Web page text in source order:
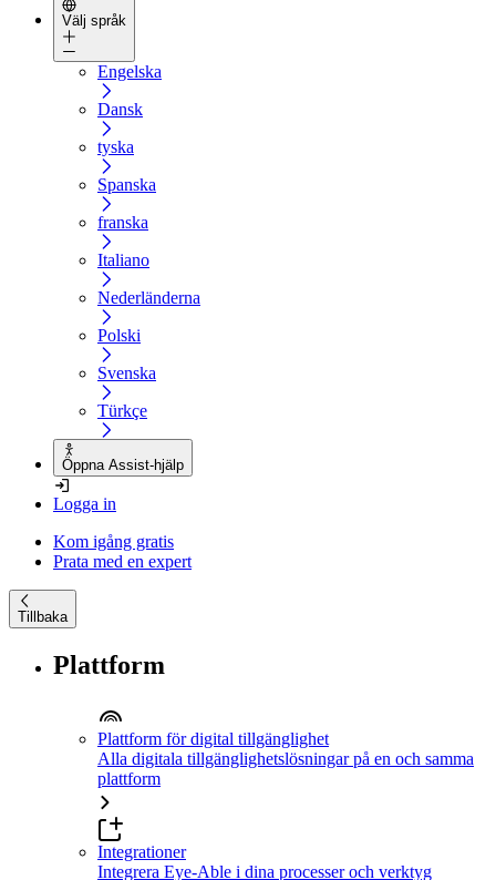
Välj språk
Engelska
Dansk
tyska
Spanska
franska
Italiano
Nederländerna
Polski
Svenska
Türkçe
Öppna Assist-hjälp
Logga in
Kom igång gratis
Prata med en expert
Tillbaka
Plattform
Plattform för digital tillgänglighet
Alla digitala tillgänglighetslösningar på en och samma
plattform
Integrationer
Integrera Eye-Able i dina processer och verktyg